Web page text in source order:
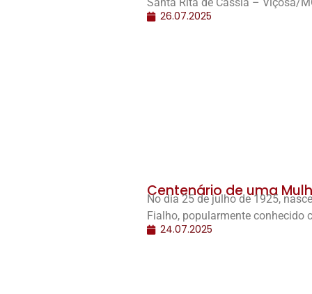
26.07.2025
Centenário de uma
No dia 25 de julho de 1925,
Fialho, popularmente conhecido
24.07.2025